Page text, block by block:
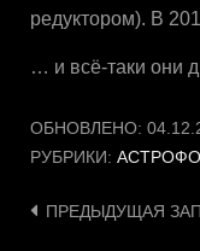
редуктором). В
… и всё-таки они
ОБНОВЛЕНО:
РУБРИКИ:
Навигация
ПРЕДЫДУЩАЯ